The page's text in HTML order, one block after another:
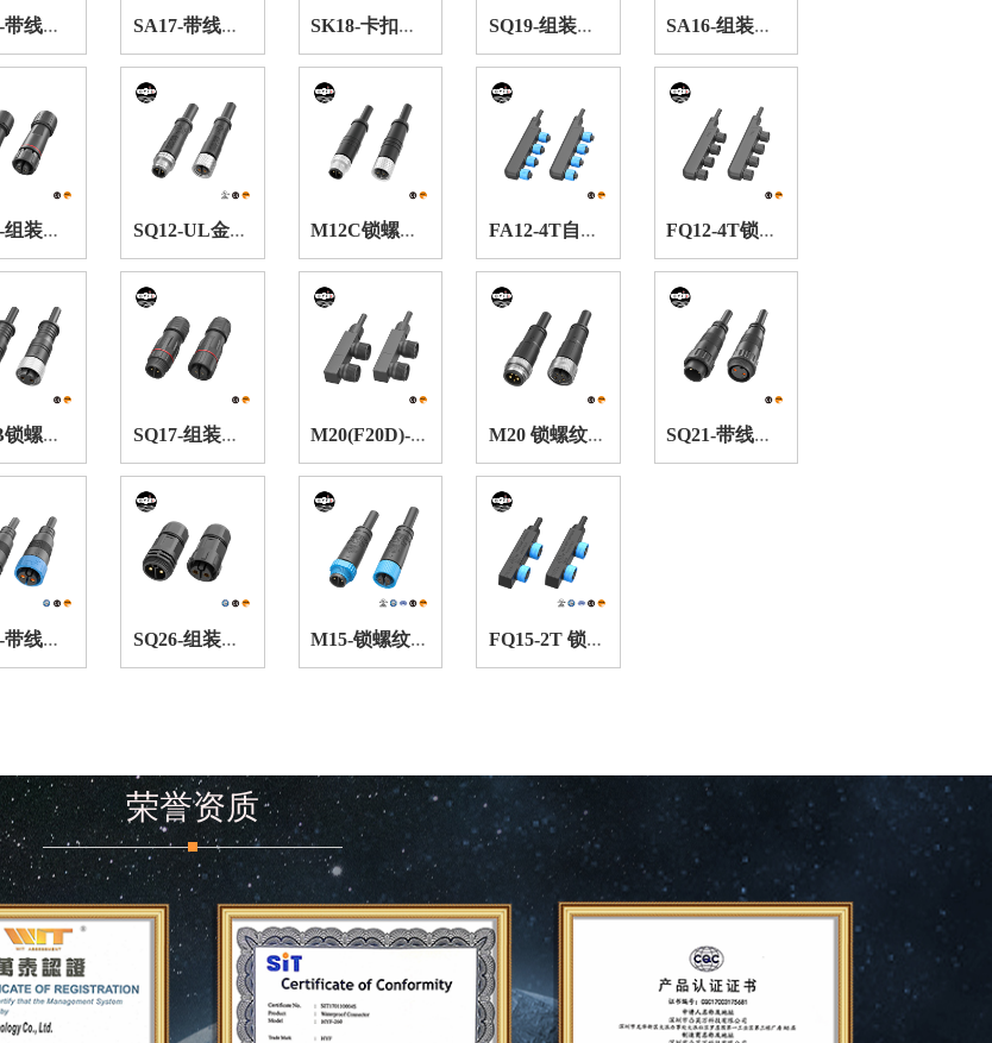
S
A12-带线自锁式防水连接器 S
A17-带线自锁式防水连接器 S
K18-卡扣式防水连接器 S
Q19-组装锁螺纹防水连接器 S
A16-组装自锁式防水连接器
S
Q12-组装锁螺纹防水连接器 S
Q12-UL金属头带线锁螺纹防水连接器 M
12C锁螺纹防水连接器 F
A12-4T自锁式防水连接器 F
Q12-4T锁螺纹防水连接器
M
16B锁螺纹防水连接器 S
Q17-组装锁螺纹防水连接器 M
20(F20D)-2T-F型防水连接器 M
20 锁螺纹防水连接器 S
Q21-带线锁螺纹防水连接器
S
A26-带线自锁式防水连接器 S
Q26-组装锁螺纹防水连接器 M
15-锁螺纹防水连接器 F
Q15-2T 锁螺纹防水连接器
荣誉资质